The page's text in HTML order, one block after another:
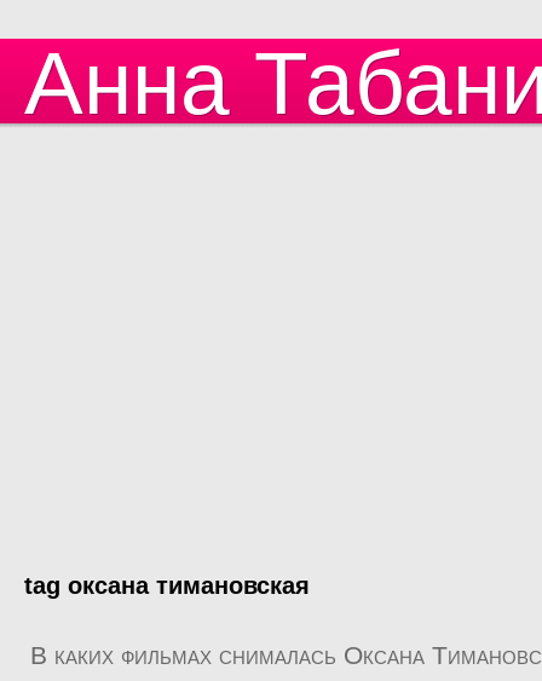
Анна
tag оксана тимановская
В каких фильмах снималась Оксана